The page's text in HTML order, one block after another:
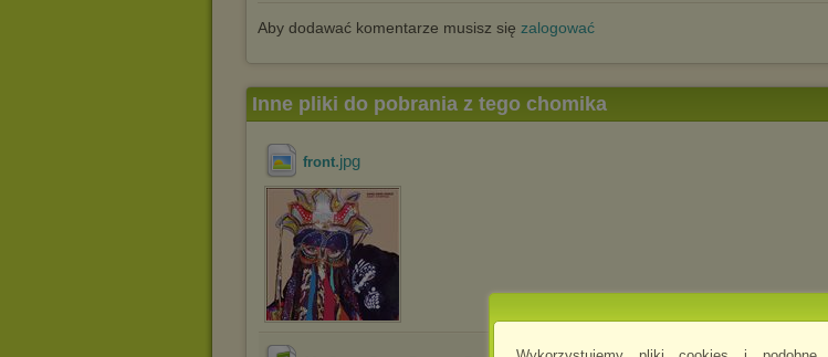
Aby dodawać komentarze musisz się zalogować
Inne pliki do pobrania z tego chomika
front.jpg